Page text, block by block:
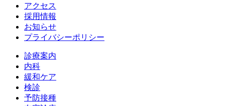
アクセス
採用情報
お知らせ
プライバシーポリシー
診療案内
内科
緩和ケア
検診
予防接種